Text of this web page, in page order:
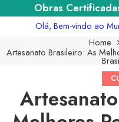
Obras
Olá, Bem-vindo ao
Home
Artesanato Brasileiro: As